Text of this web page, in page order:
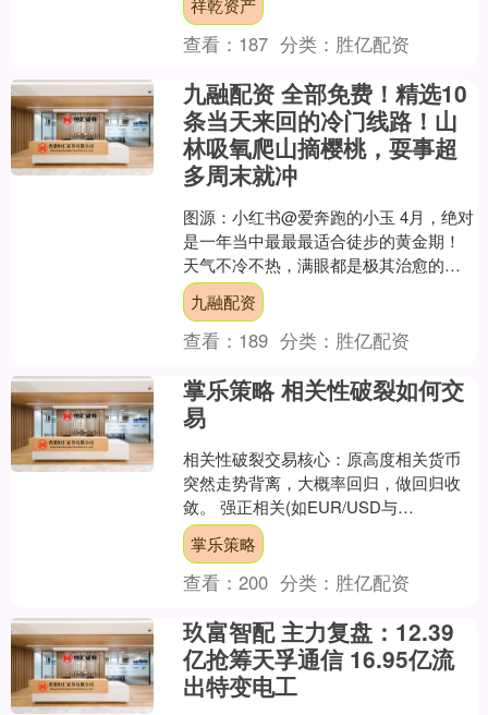
祥乾资产
查看： 187 分类： 胜亿配资
九融配资 全部免费！精选10
条当天来回的冷门线路！山
林吸氧爬山摘樱桃，耍事超
多周末就冲
图源：小红书@爱奔跑的小玉 4月，绝对
是一年当中最最最适合徒步的黄金期！
天气不冷不热，满眼都是极其治愈的多
巴胺绿！ 而且这几天成都的天气还算不
错，这大好春光，这....
九融配资
查看： 189 分类： 胜亿配资
掌乐策略 相关性破裂如何交
易
相关性破裂交易核心：原高度相关货币
突然走势背离，大概率回归，做回归收
敛。 强正相关(如EUR/USD与
GBP/USD)突然一个大涨一个不涨/反
跌，或强负相关(如....
掌乐策略
查看：200 分类： 胜亿配资
玖富智配 主力复盘：12.39
亿抢筹天孚通信 16.95亿流
出特变电工